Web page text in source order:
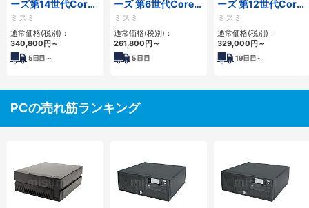
ーズ第14世代Core
対応ラックマウント
3PCIe
ミスミ
通常価格(税別)：
340,800円～
5日目～
ーズ 第6世代Core対
応ラックマウント
FAPC 3PCI・3PCIe
ミスミ
通常価格(税別)：
261,800円～
5日目
ーズ 第12世代Core
対応ラックマウント
FAPC4PCI・3PCIe
ミスミ
通常価格(税別)：
329,000円～
19日目～
PCの売れ筋ランキング